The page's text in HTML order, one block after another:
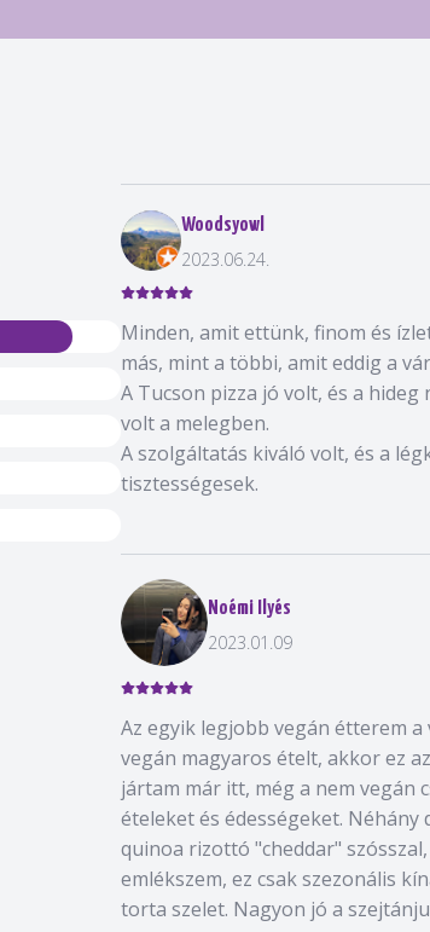
Woodsyowl
2023.06.24.
Minden, amit ettünk, finom és
más, mint a többi, amit eddig a
A Tucson pizza jó volt, és a
volt a melegben.
A szolgáltatás kiváló volt, és a
tisztességesek.
Noémi Ilyés
2023.01.09
Az egyik legjobb vegán étterem
vegán magyaros ételt, akkor ez
jártam már itt, még a nem vegán
ételeket és édességeket.
quinoa rizottó "cheddar"
emlékszem, ez csak szezonális
torta szelet. Nagyon jó a